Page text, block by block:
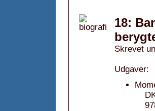
18:
Skrevet
Udgaver: